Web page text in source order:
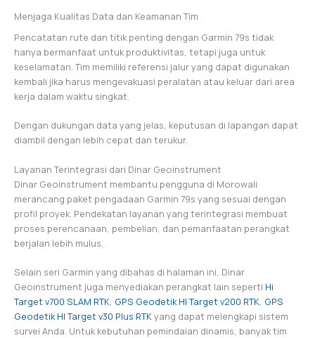
Menjaga Kualitas Data dan Keamanan Tim
Pencatatan rute dan titik penting dengan Garmin 79s tidak
hanya bermanfaat untuk produktivitas, tetapi juga untuk
keselamatan. Tim memiliki referensi jalur yang dapat digunakan
kembali jika harus mengevakuasi peralatan atau keluar dari area
kerja dalam waktu singkat.
Dengan dukungan data yang jelas, keputusan di lapangan dapat
diambil dengan lebih cepat dan terukur.
Layanan Terintegrasi dari Dinar Geoinstrument
Dinar Geoinstrument membantu pengguna di Morowali
merancang paket pengadaan Garmin 79s yang sesuai dengan
profil proyek. Pendekatan layanan yang terintegrasi membuat
proses perencanaan, pembelian, dan pemanfaatan perangkat
berjalan lebih mulus.
Selain seri Garmin yang dibahas di halaman ini, Dinar
Geoinstrument juga menyediakan perangkat lain seperti Hi
Target v700 SLAM RTK, GPS Geodetik HI Target v200 RTK, GPS
Geodetik HI Target v30 Plus RTKyang dapat melengkapi sistem
survei Anda. Untuk kebutuhan pemindaian dinamis, banyak tim